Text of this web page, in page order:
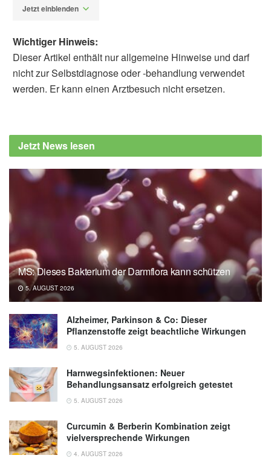
Jetzt einblenden
can adapt to low salt diet (veröffentlicht
22.05.2022),
Robert Koch-Institut: Hypertonie (letzter Abruf
02.08.2026),RKI
Wichtiger Hinweis:
Dieser Artikel enthält nur allgemeine Hinweise und darf
nicht zur Selbstdiagnose oder -behandlung verwendet
werden. Er kann einen Arztbesuch nicht ersetzen.
Jetzt News lesen
MS: Dieses Bakterium der Darmflora kann schützen
5. AUGUST 2026
Alzheimer, Parkinson & Co: Dieser
Pflanzenstoffe zeigt beachtliche Wirkungen
5. AUGUST 2026
Harnwegsinfektionen: Neuer
Behandlungsansatz erfolgreich getestet
5. AUGUST 2026
Curcumin & Berberin Kombination zeigt
vielversprechende Wirkungen
4. AUGUST 2026